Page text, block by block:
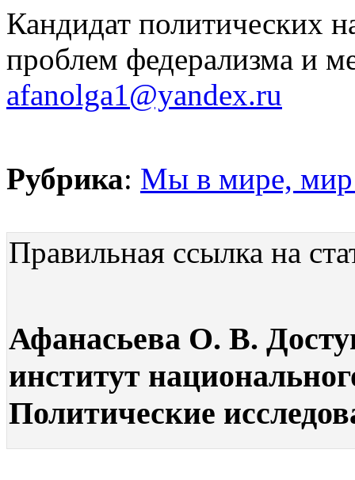
Кандидат политических
проблем федерализма и
afanolga1@yandex.ru
Рубрика: Мы в мире, мир
Правильная ссылка на
Афанасьева О. В.
институт
Политические